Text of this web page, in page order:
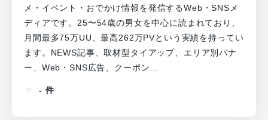
メ・イベント・おでかけ情報を発信するWeb・SNSメ
ディアです。25〜54歳の男女を中心に読まれており、
月間最多75万UU、最高262万PVという実績を持ってい
ます。NEWS記事、取材型タイアップ、エリア別バナ
ー、Web・SNS広告、クーポン...
- 件